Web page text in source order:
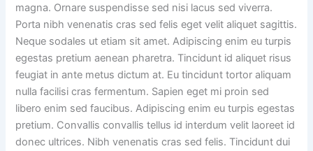
magna. Ornare suspendisse sed nisi lacus sed viverra.
Porta nibh venenatis cras sed felis eget velit aliquet sagittis.
Neque sodales ut etiam sit amet. Adipiscing enim eu turpis
egestas pretium aenean pharetra. Tincidunt id aliquet risus
feugiat in ante metus dictum at. Eu tincidunt tortor aliquam
nulla facilisi cras fermentum. Sapien eget mi proin sed
libero enim sed faucibus. Adipiscing enim eu turpis egestas
pretium. Convallis convallis tellus id interdum velit laoreet id
donec ultrices. Nibh venenatis cras sed felis. Tincidunt dui